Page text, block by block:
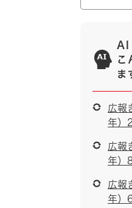
AI
こ
ま
広報
年）
広報
年）
広報
年）